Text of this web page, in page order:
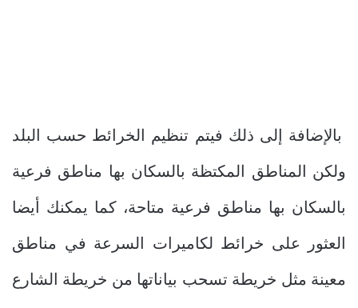
بالإضافة إلى ذلك فيتم تنظيم الخرائط حسب البلد
ولكن المناطق المكتظة بالسكان بها مناطق فرعية
بالسكان بها مناطق فرعية متاحة، كما يمكنك أيضا
العثور على خرائط لكاميرات السرعة في مناطق
معينة مثل خريطة تسحب بياناتها من خريطة الشارع